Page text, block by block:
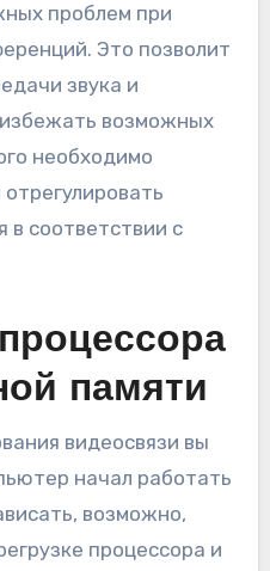
проблем при
Это позволит
звука и
возможных
необходимо
соответствии с
памяти
видеосвязи вы
начал работать
возможно,
процессора и